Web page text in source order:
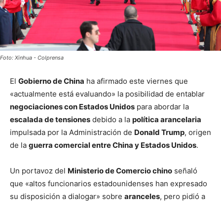
Foto: Xinhua - Colprensa
El Gobierno de China ha afirmado este viernes que
«actualmente está evaluando» la posibilidad de entablar
negociaciones con Estados Unidos para abordar la
escalada de tensiones debido a la política arancelaria
impulsada por la Administración de Donald Trump, origen
de la guerra comercial entre China y Estados Unidos.
Un portavoz del Ministerio de Comercio chino señaló
que «altos funcionarios estadounidenses han expresado
su disposición a dialogar» sobre aranceles, pero pidió a